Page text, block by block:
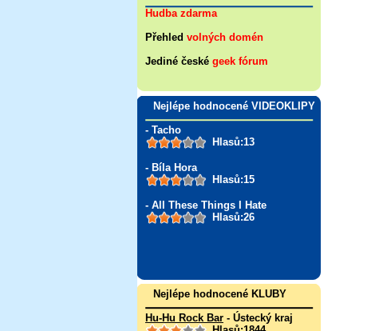
Hudba zdarma
Přehled volných domén
Jediné české geek fórum
Nejlépe hodnocené VIDEOKLIPY
- Tacho
Hlasů:13
- Bíla Hora
Hlasů:15
- All These Things I Hate
Hlasů:26
Nejlépe hodnocené KLUBY
Hu-Hu Rock Bar - Ústecký kraj